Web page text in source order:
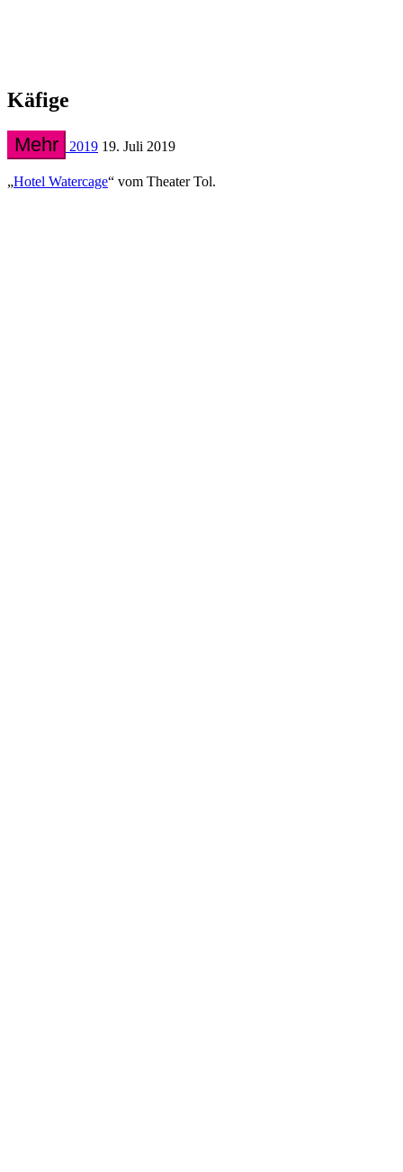
Käfige
Mehr 2019 19. Juli 2019
„Hotel Watercage“ vom Theater Tol.